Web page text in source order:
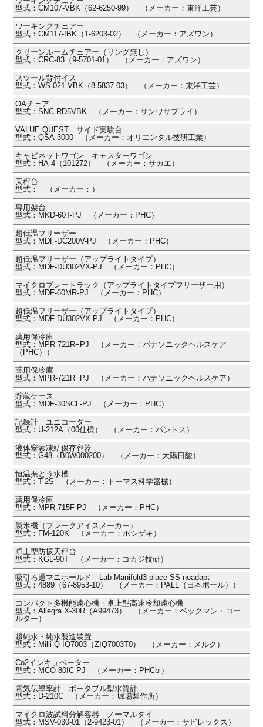
型式：CM107-VBK（62-6250-99） （メーカー：東洋工芸）
ワーキングチェアー
型式：CM117-IBK（1-6203-02） （メーカー：アズワン）
クリーンルームチェアー（リング無し）
型式：CRC-83（9-5701-01） （メーカー：アズワン）
スツール背付イス
型式：WS-021-VBK（8-5837-03） （メーカー：東洋工芸）
OAチェア
型式：SNC-RD5VBK （メーカー：サンワサプライ）
VALUE QUEST サイド実験台
型式：QSA-3000 （メーカー：オリエンタル技研工業）
キャビネットワゴン キャスターワゴン
型式：HA-4（101272） （メーカー：サカエ）
天秤台
型式： （メーカー：）
専用架台
型式：MKD-60T-PJ （メーカー：PHC）
超低温フリーザー
型式：MDF-DC200V-PJ （メーカー：PHC）
超低温フリーザー（アップライトタイプ）
型式：MDF-DU302VX-PJ （メーカー：PHC）
マイクロプレートラック（アップライトタイプフリーザー用）
型式：MDF-60MR-PJ （メーカー：PHC）
超低温フリーザー（アップライトタイプ）
型式：MDF-DU302VX-PJ （メーカー：PHC）
薬用保冷庫
型式：MPR-721R−PJ （メーカー：パナソニックヘルスケア
（PHC））
薬用保冷庫
型式：MPR-721R−PJ （メーカー：パナソニックヘルスケア）
貯蔵ケース
型式：MDF-30SCL-PJ （メーカー：PHC）
記録計 ユニコーダー
型式：U-212A（00仕様） （メーカー：パントス）
液体窒素凍結保存容器
型式：G48（B0W000200） （メーカー：大陽日酸）
恒温振とう水槽
型式：T-2S （メーカー：トーマス科学器械）
薬用保冷庫
型式：MPR-715F-PJ （メーカー：PHC）
製氷機（フレークアイスメーカー）
型式：FM-120K （メーカー：ホシザキ）
卓上型防振天秤台
型式：KGL-90T （メーカー：コカジ技研）
吸引ろ過マニホールド Lab Manifold3-place SS noadapt
型式：4889（67-8953-10） （メーカー：PALL（日本ポール））
コンパクト多機能遠心機・卓上型高速冷却遠心機
型式：Allegra X-30R（A99473） （メーカー：ベックマン・コー
ルター）
超純水・純水製造装置
型式：Milli-Q IQ7003（ZIQ7003T0） （メーカー：メルク）
Co2インキュベーター
型式：MCO-80IC-PJ （メーカー：PHCbi）
電気伝導率計 ポータブル型水質計
型式：D-210C （メーカー：堀場製作所）
マイクロ波試料分解容器 ノーマルタイ
型式：MSV-030-01（2-9423-01） （メーカー：サビレックス）